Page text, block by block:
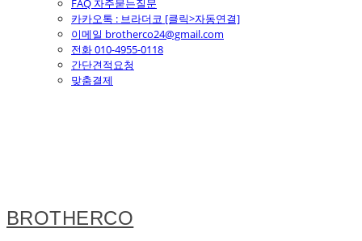
FAQ 자주묻는질문
카카오톡 : 브라더코 [클릭>자동연결]
이메일 brotherco24@gmail.com
전화 010-4955-0118
간단견적요청
맞춤결제
BROTHERCO